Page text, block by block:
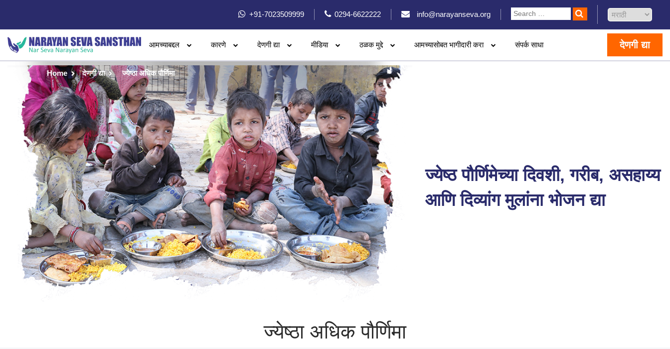
+91-7023509999 0294-6622222 info@narayanseva.org
आमच्याबद्दल कारणे देणगी द्या मीडिया ठळक मुद्दे आमच्यासोबत भागीदारी करा संपर्क साधा देणगी द्या
Home देणगी द्या ज्येष्ठा अधिक पौर्णिमा
ज्येष्ठ पौर्णिमेच्या दिवशी, गरीब, असहाय्य
आणि दिव्यांग मुलांना भोजन द्या
ज्येष्ठा अधिक पौर्णिमा